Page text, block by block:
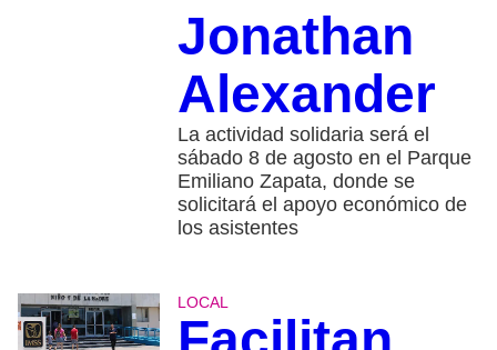
Jonathan
Alexander
La actividad solidaria será el
sábado 8 de agosto en el Parque
Emiliano Zapata, donde se
solicitará el apoyo económico de
los asistentes
LOCAL